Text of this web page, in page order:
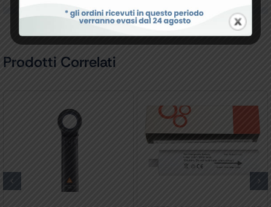
Prodotti Correlati